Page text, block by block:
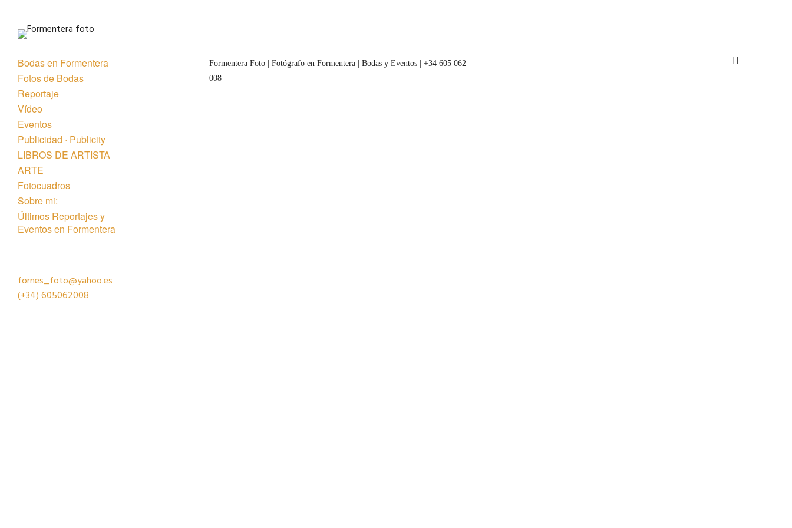
Bodas en Formentera
Fotos de Bodas
Reportaje
Vídeo
Eventos
Publicidad · Publicity
LIBROS DE ARTISTA
ARTE
Fotocuadros
Sobre mi:
Últimos Reportajes y
Eventos en Formentera
fornes_foto@yahoo.es
(+34)605062008
Formentera Foto | Fotógrafo en Formentera | Bodas y Eventos | +34 605 062
008 |